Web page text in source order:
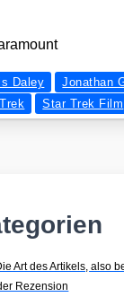
Daley Jonathan
Star Trek Film
Art des Artikels, also
Rezension